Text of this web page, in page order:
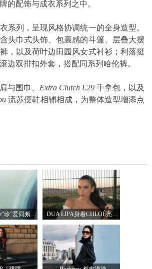
的配饰与成衣系列之中。
系列，呈现风格协调统一的全身造型。
头巾式头饰、包裹感的斗篷、层叠大摆
，以及荷叶边田园风女式衬衫；利落挺
边双排扣外套，搭配同系列哈伦裤。
与围巾、 Extra Clutch L29 手拿包，以及
流苏便鞋相辅相成，为整体造型增添点
Balance is Love“珍”爱同频 耀启七夕 TASA DUA LIPA身着CHLOÉ亮相 2026 SUNNY HILL 音乐节